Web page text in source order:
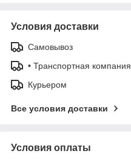
Условия доставки
Самовывоз
• Транспортная компания
Курьером
Все условия доставки
Условия оплаты